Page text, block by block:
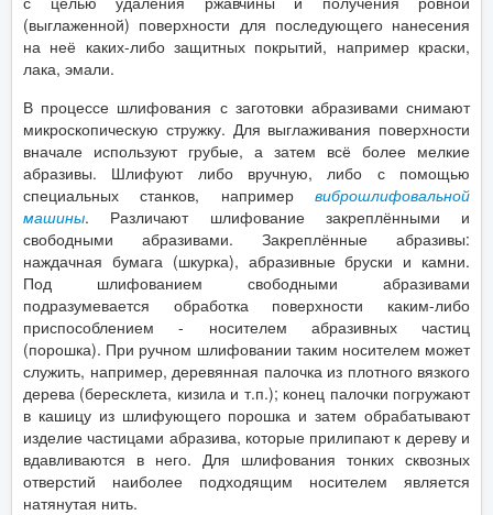
(выглаженной) поверхности для последующего нанесения
на неё каких-либо защитных покрытий, например краски,
лака, эмали.
В процессе шлифования с заготовки абразивами снимают
микроскопическую стружку. Для выглаживания поверхности
вначале используют грубые, а затем всё более мелкие
абразивы. Шлифуют либо вручную, либо с помощью
специальных станков, например виброшлифовальной
машины. Различают шлифование закреплёнными и
свободными абразивами. Закреплённые абразивы:
наждачная бумага (шкурка), абразивные бруски и камни.
Под шлифованием свободными абразивами
подразумевается обработка поверхности каким-либо
приспособлением - носителем абразивных частиц
(порошка). При ручном шлифовании таким носителем может
служить, например, деревянная палочка из плотного вязкого
дерева (бересклета, кизила и т.п.); конец палочки погружают
в кашицу из шлифующего порошка и затем обрабатывают
изделие частицами абразива, которые прилипают к дереву и
вдавливаются в него. Для шлифования тонких сквозных
отверстий наиболее подходящим носителем является
натянутая нить.